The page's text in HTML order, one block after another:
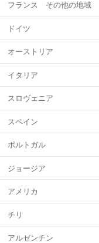
フランス その他の地域
ドイツ
オーストリア
イタリア
スロヴェニア
スペイン
ポルトガル
ジョージア
アメリカ
チリ
アルゼンチン